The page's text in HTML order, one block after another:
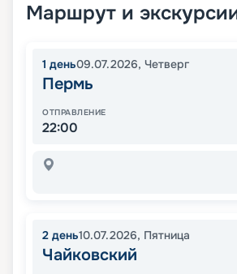
Маршрут и
1 день09.07.2026, Четверг
Пермь
ОТПРАВЛЕНИЕ
22:00
2 день10.07.2026, Пятница
Чайковский